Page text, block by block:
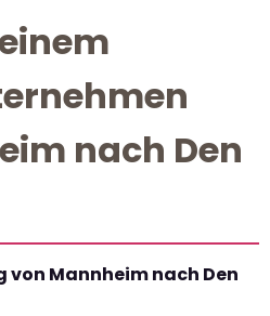
nach Den
von Mannheim nach Den